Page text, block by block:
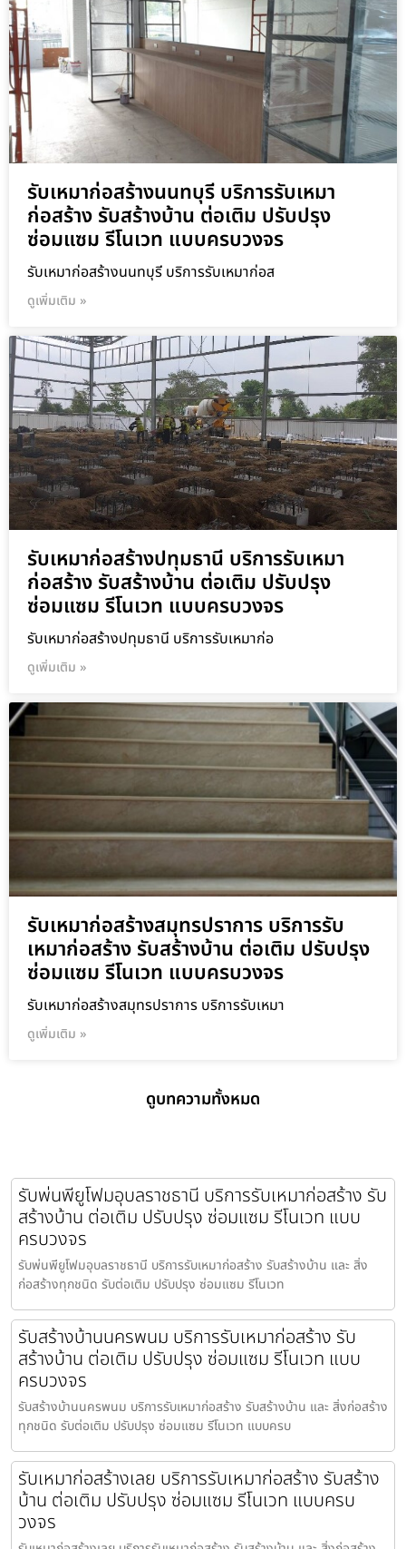
รับเหมาก่อสร้างนนทบุรี บริการรับเหมา
ก่อสร้าง รับสร้างบ้าน ต่อเติม ปรับปรุง
ซ่อมแซม รีโนเวท แบบครบวงจร
รับเหมาก่อสร้างนนทบุรี บริการรับเหมาก่อส
ดูเพิ่มเติม »
รับเหมาก่อสร้างปทุมธานี บริการรับเหมา
ก่อสร้าง รับสร้างบ้าน ต่อเติม ปรับปรุง
ซ่อมแซม รีโนเวท แบบครบวงจร
รับเหมาก่อสร้างปทุมธานี บริการรับเหมาก่อ
ดูเพิ่มเติม »
รับเหมาก่อสร้างสมุทรปราการ บริการรับ
เหมาก่อสร้าง รับสร้างบ้าน ต่อเติม ปรับปรุง
ซ่อมแซม รีโนเวท แบบครบวงจร
รับเหมาก่อสร้างสมุทรปราการ บริการรับเหมา
ดูเพิ่มเติม »
ดูบทความทั้งหมด
รับพ่นพียูโฟมอุบลราชธานี บริการรับเหมาก่อสร้าง รับ
สร้างบ้าน ต่อเติม ปรับปรุง ซ่อมแซม รีโนเวท แบบ
ครบวงจร
รับพ่นพียูโฟมอุบลราชธานี บริการรับเหมาก่อสร้าง รับสร้างบ้าน และ สิ่ง
ก่อสร้างทุกชนิด รับต่อเติม ปรับปรุง ซ่อมแซม รีโนเวท
รับสร้างบ้านนครพนม บริการรับเหมาก่อสร้าง รับ
สร้างบ้าน ต่อเติม ปรับปรุง ซ่อมแซม รีโนเวท แบบ
ครบวงจร
รับสร้างบ้านนครพนม บริการรับเหมาก่อสร้าง รับสร้างบ้าน และ สิ่งก่อสร้าง
ทุกชนิด รับต่อเติม ปรับปรุง ซ่อมแซม รีโนเวท แบบครบ
รับเหมาก่อสร้างเลย บริการรับเหมาก่อสร้าง รับสร้าง
บ้าน ต่อเติม ปรับปรุง ซ่อมแซม รีโนเวท แบบครบ
วงจร